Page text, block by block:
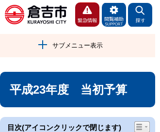
サブメニュー表示
平成23年度 当初予算
目次(アイコンクリックで閉じます)